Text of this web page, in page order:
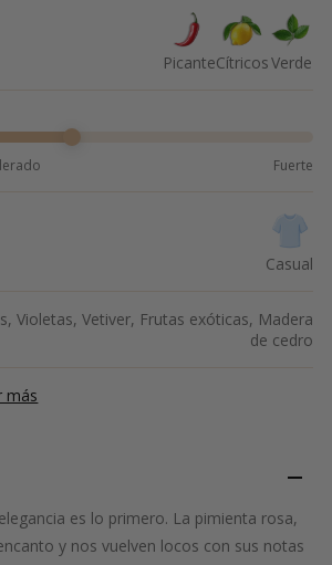
PicanteCítricosVerde
Fuerte
Casual
Violetas, Vetiver, Frutas exóticas, Madera
de cedro
más
es lo primero. La pimienta rosa,
y nos vuelven locos con sus notas